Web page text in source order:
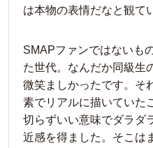
は本物の表情だなと観て
SMAPファンではないも
た世代。なんだか同級生
微笑ましかったです。そ
素でリアルに描いていた
切らずいい意味でダラダ
近感を得ました。そこは